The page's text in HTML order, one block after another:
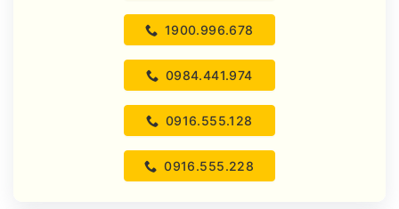
1900.996.678
0984.441.974
0916.555.128
0916.555.228